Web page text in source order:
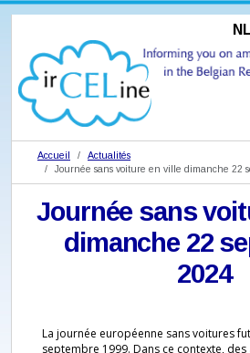
NL
Accueil
Actualités
Journée sans voiture en ville dimanche 22
Journée sans
dimanche 22
2024